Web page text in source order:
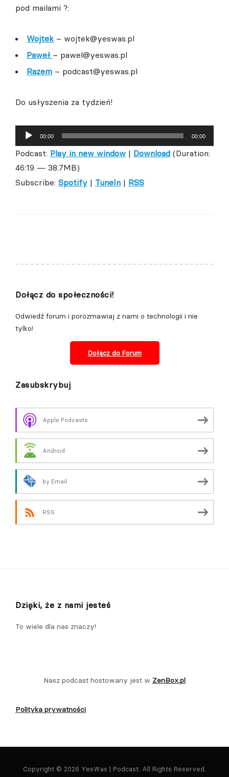
pod mailami ?:
Wojtek – wojtek@yeswas.pl
Paweł – pawel@yeswas.pl
Razem – podcast@yeswas.pl
Do usłyszenia za tydzień!
Odtwarzacz
plików
dźwiękowych
00:00 00:00
Podcast: Play in new window | Download (Duration:
46:19 — 38.7MB)
Subscribe: Spotify | TuneIn | RSS
Dołącz do społeczności!
Odwiedź forum i porozmawiaj z nami o technologii i nie
tylko!
Dołącz do Forum
Zasubskrybuj
Apple Podcasts
Android
by Email
RSS
Dzięki, że z nami jesteś
To wiele dla nas znaczy!
Nasz podcast hostowany jest w ZenBox.pl
Polityka prywatności
Copyright © 2026 YesWas | Podcast. All Rights Reserved.